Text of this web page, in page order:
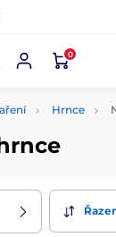
0
Hrnce